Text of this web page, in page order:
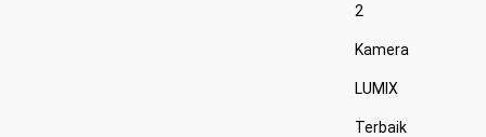
2
Kamera
LUMIX
Terbaik